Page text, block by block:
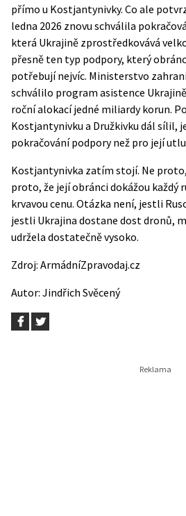
přímo u Kostjantynivky. Co ale
ledna 2026 znovu schválila
která Ukrajině zprostředkovává
přesně ten typ podpory, který
potřebují nejvíc. Ministerstvo
schválilo program asistence Ukrajině
roční alokací jedné miliardy korun.
Kostjantynivku a Družkivku dál sílil,
pokračování podpory než pro její
Kostjantynivka zatím stojí. Ne
proto, že její obránci dokážou každý
krvavou cenu. Otázka není, jestli
jestli Ukrajina dostane dost dronů,
udržela dostatečně vysoko.
Zdroj: ArmádníZpravodaj.cz
Autor: Jindřich Svěcený